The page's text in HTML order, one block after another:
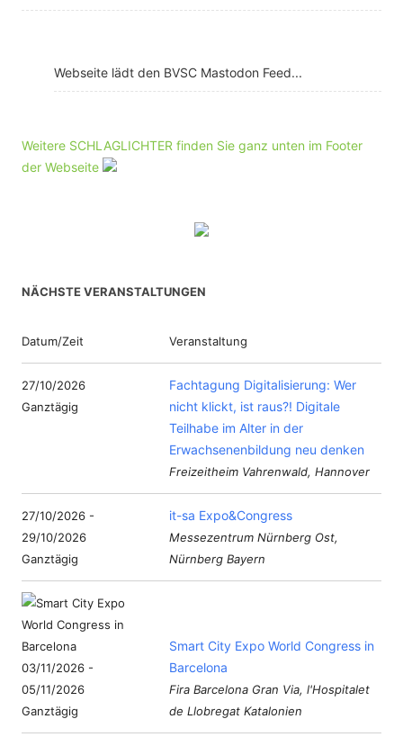
Webseite lädt den BVSC Mastodon Feed...
Weitere SCHLAGLICHTER finden Sie ganz unten im Footer
der Webseite
NÄCHSTE VERANSTALTUNGEN
Datum/Zeit Veranstaltung
27/10/2026
Ganztägig
Fachtagung Digitalisierung: Wer
nicht klickt, ist raus?! Digitale
Teilhabe im Alter in der
Erwachsenenbildung neu denken
Freizeitheim Vahrenwald, Hannover
27/10/2026 -
29/10/2026
Ganztägig
it-sa Expo&Congress
Messezentrum Nürnberg Ost,
Nürnberg Bayern
03/11/2026 -
05/11/2026
Ganztägig
Smart City Expo World Congress in
Barcelona
Fira Barcelona Gran Via, l'Hospitalet
de Llobregat Katalonien